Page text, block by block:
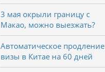
3 мая окрыли границу с
Макао, можно выезжать?
Автоматическое продление
визы в Китае на 60 дней